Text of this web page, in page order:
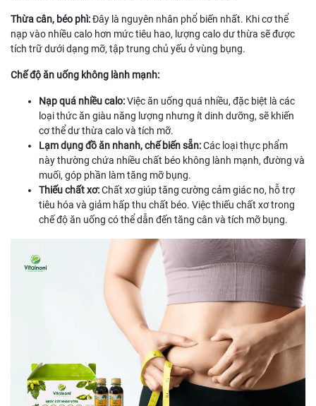
Thừa cân, béo phì:Đây là nguyên nhân phổ biến nhất. Khi cơ thể
nạp vào nhiều calo hơn mức tiêu hao, lượng calo dư thừa sẽ được
tích trữ dưới dạng mỡ, tập trung chủ yếu ở vùng bụng.
Chế độ ăn uống không lành mạnh:
Nạp quá nhiều calo:Việc ăn uống quá nhiều, đặc biệt là các
loại thức ăn giàu năng lượng nhưng ít dinh dưỡng, sẽ khiến
cơ thể dư thừa calo và tích mỡ.
Lạm dụng đồ ăn nhanh, chế biến sẵn:Các loại thực phẩm
này thường chứa nhiều chất béo không lành mạnh, đường và
muối, góp phần làm tăng mỡ bụng.
Thiếu chất xơ:Chất xơ giúp tăng cường cảm giác no, hỗ trợ
tiêu hóa và giảm hấp thu chất béo. Việc thiếu chất xơ trong
chế độ ăn uống có thể dẫn đến tăng cân và tích mỡ bụng.